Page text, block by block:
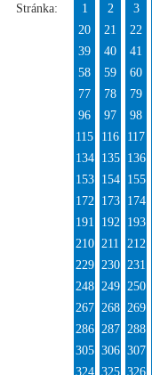
Stránka: 1 2 3
20
21 22
39
40 41
58
59 60
77
78 79
96
97 98
115
116 117
134
135 136
153
154 155
172
173 174
191
192 193
210 211 212
229 230 231
248 249 250
267 268 269
286 287 288
305 306 307
324 325 326